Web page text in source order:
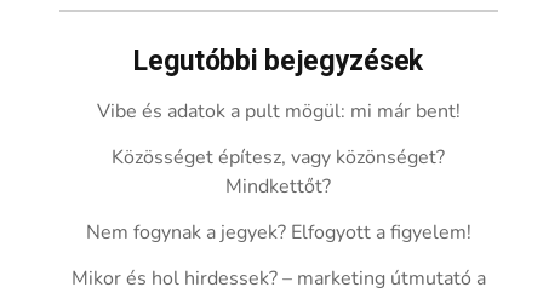
Legutóbbi bejegyzések
Vibe és adatok a pult mögül: mi már bent!
Közösséget építesz, vagy közönséget?
Mindkettőt?
Nem fogynak a jegyek? Elfogyott a figyelem!
Mikor és hol hirdessek? – marketing útmutató a